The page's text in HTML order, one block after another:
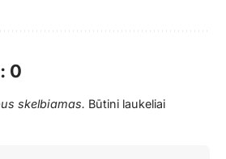
0
skelbiamas. Būtini laukeliai